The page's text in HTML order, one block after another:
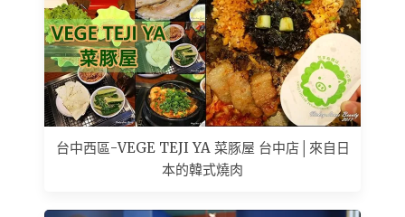
台中西區-VEGE TEJI YA 菜豚屋 台中店│來自日
本的韓式燒肉